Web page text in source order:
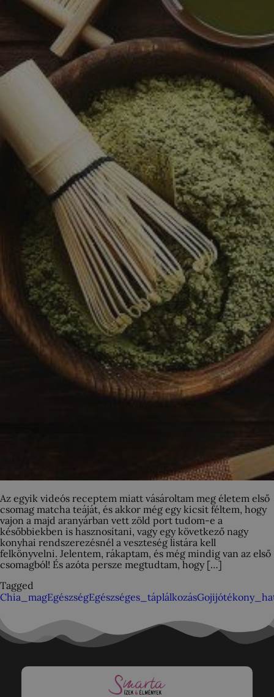
Az egyik videós receptem miatt vásároltam meg életem első
csomag matcha teáját, és akkor még egy kicsit féltem, hogy
vajon a majd aranyárban vett zöld port tudom-e a
későbbiekben is hasznosítani, vagy egy következő nagy
konyhai rendszerezésnél a veszteség listára kell
felkönyvelni. Jelentem, rákaptam, és még mindig van az első
csomagból! És azóta persze megtudtam, hogy […]
Tagged
Chia_magEgészségEgészséges_táplálkozásGoji